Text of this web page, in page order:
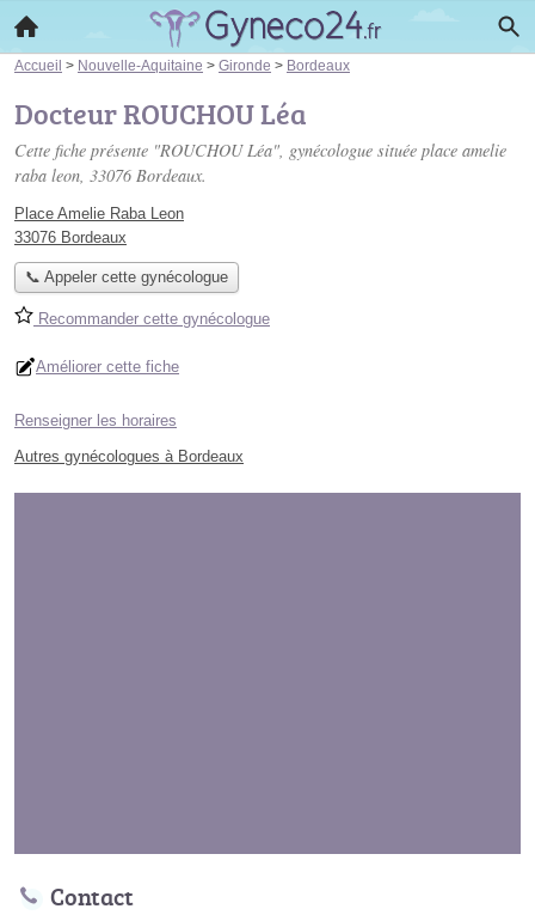
Accueil > Nouvelle-Aquitaine > Gironde > Bordeaux
Docteur ROUCHOU Léa
Cette fiche présente "ROUCHOU Léa", gynécologue située place amelie
raba leon, 33076 Bordeaux.
Place Amelie Raba Leon
33076 Bordeaux
📞 Appeler cette gynécologue
Recommander cette gynécologue
Améliorer cette fiche
Renseigner les horaires
Autres gynécologues à Bordeaux
Contact